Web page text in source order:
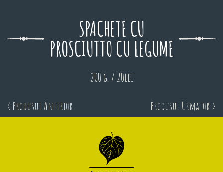
SPACHETE CU
PROSCIUTTO CU LEGUME
200 g. / 20lei
< Produsul Anterior Produsul Urmator >